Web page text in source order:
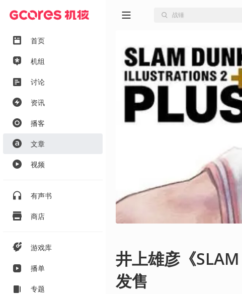
首页
机组
讨论
资讯
播客
文章
视频
有声书
商店
游戏库
播单
专题
井上雄彦《
发售